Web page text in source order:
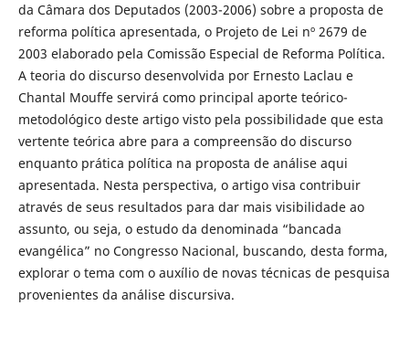
da Câmara dos Deputados (2003-2006) sobre a proposta de
reforma política apresentada, o Projeto de Lei nº 2679 de
2003 elaborado pela Comissão Especial de Reforma Política.
A teoria do discurso desenvolvida por Ernesto Laclau e
Chantal Mouffe servirá como principal aporte teórico-
metodológico deste artigo visto pela possibilidade que esta
vertente teórica abre para a compreensão do discurso
enquanto prática política na proposta de análise aqui
apresentada. Nesta perspectiva, o artigo visa contribuir
através de seus resultados para dar mais visibilidade ao
assunto, ou seja, o estudo da denominada “bancada
evangélica” no Congresso Nacional, buscando, desta forma,
explorar o tema com o auxílio de novas técnicas de pesquisa
provenientes da análise discursiva.